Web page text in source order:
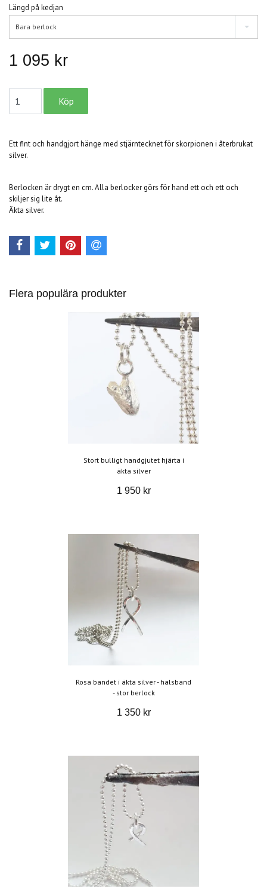
Längd på kedjan
Bara berlock
1 095 kr
Ett fint och handgjort hänge med stjärntecknet för skorpionen i återbrukat
silver.
Berlocken är drygt en cm. Alla berlocker görs för hand ett och ett och
skiljer sig lite åt.
Äkta silver.
Flera populära produkter
Stort bulligt handgjutet hjärta i
äkta silver
1 950 kr
Rosa bandet i äkta silver - halsband
- stor berlock
1 350 kr